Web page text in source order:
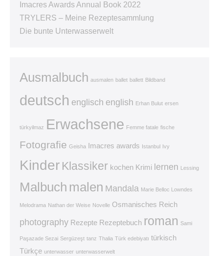
Imacres Awards Annual Book 2022
TRYLERS – Meine Rezeptesammlung
Die bunte Unterwasserwelt
Ausmalbuch ausmalen ballet ballett Bildband
deutsch englisch english Erhan Bulut ersen
türkyilmaz Erwachsene Femme fatale fische
Fotografie Geisha Imacres awards Istanbul Ivy
Kinder Klassiker kochen Krimi lernen Lessing
Malbuch malen Mandala Marie Belloc Lowndes
Melodrama Nathan der Weise Novelle Osmanisches Reich
photography Rezepte Rezeptebuch roman Sami
Paşazade Sezai Sergüzeşt tanz Thalia Türk edebiyatı türkisch
Türkçe unterwasser unterwasserwelt